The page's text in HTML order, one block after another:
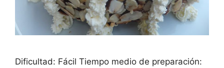
Dificultad: Fácil Tiempo medio de preparación: